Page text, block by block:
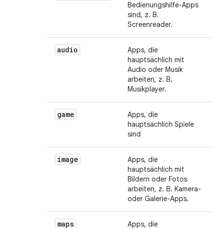
Bedienungshilfe-Apps
sind, z. B.
Screenreader.
audio
Apps, die
hauptsächlich mit
Audio oder Musik
arbeiten, z. B.
Musikplayer.
game
Apps, die
hauptsächlich Spiele
sind
image
Apps, die
hauptsächlich mit
Bildern oder Fotos
arbeiten, z. B. Kamera-
oder Galerie-Apps.
maps
Apps, die